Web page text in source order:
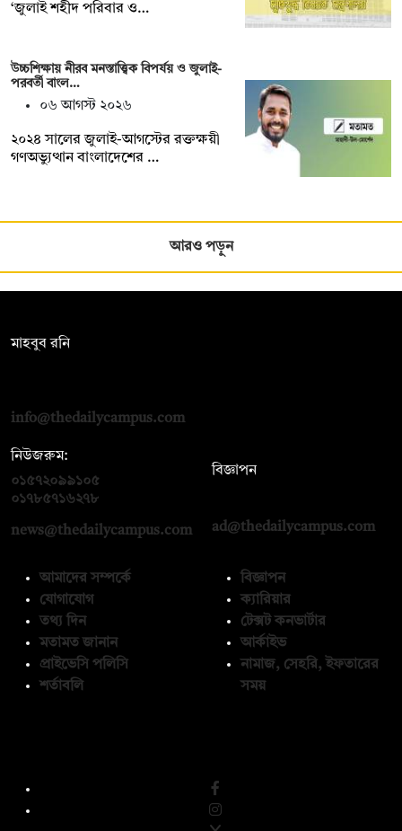
‘জুলাই শহীদ পরিবার ও…
উচ্চশিক্ষায় নীরব মনস্তাত্ত্বিক বিপর্যয় ও জুলাই-
পরবর্তী বাংল…
০৬ আগস্ট ২০২৬
২০২৪ সালের জুলাই-আগস্টের রক্তক্ষয়ী
গণঅভ্যুত্থান বাংলাদেশের …
আরও পড়ুন
মাহবুব রনি
info@thedailycampus.com
নিউজরুম:
০১৫৭২০৯৯১০৫
০১৭৮৫৭১৬২৭৮
news@thedailycampus.com
বিজ্ঞাপন
ad@thedailycampus.com
আমাদের সম্পর্কে
যোগাযোগ
তথ্য দিন
মতামত জানান
প্রাইভেসি পলিসি
শর্তাবলি
বিজ্ঞাপন
ক্যারিয়ার
টেক্সট কনভার্টার
আর্কাইভ
নামাজ, সেহরি, ইফতারের
সময়